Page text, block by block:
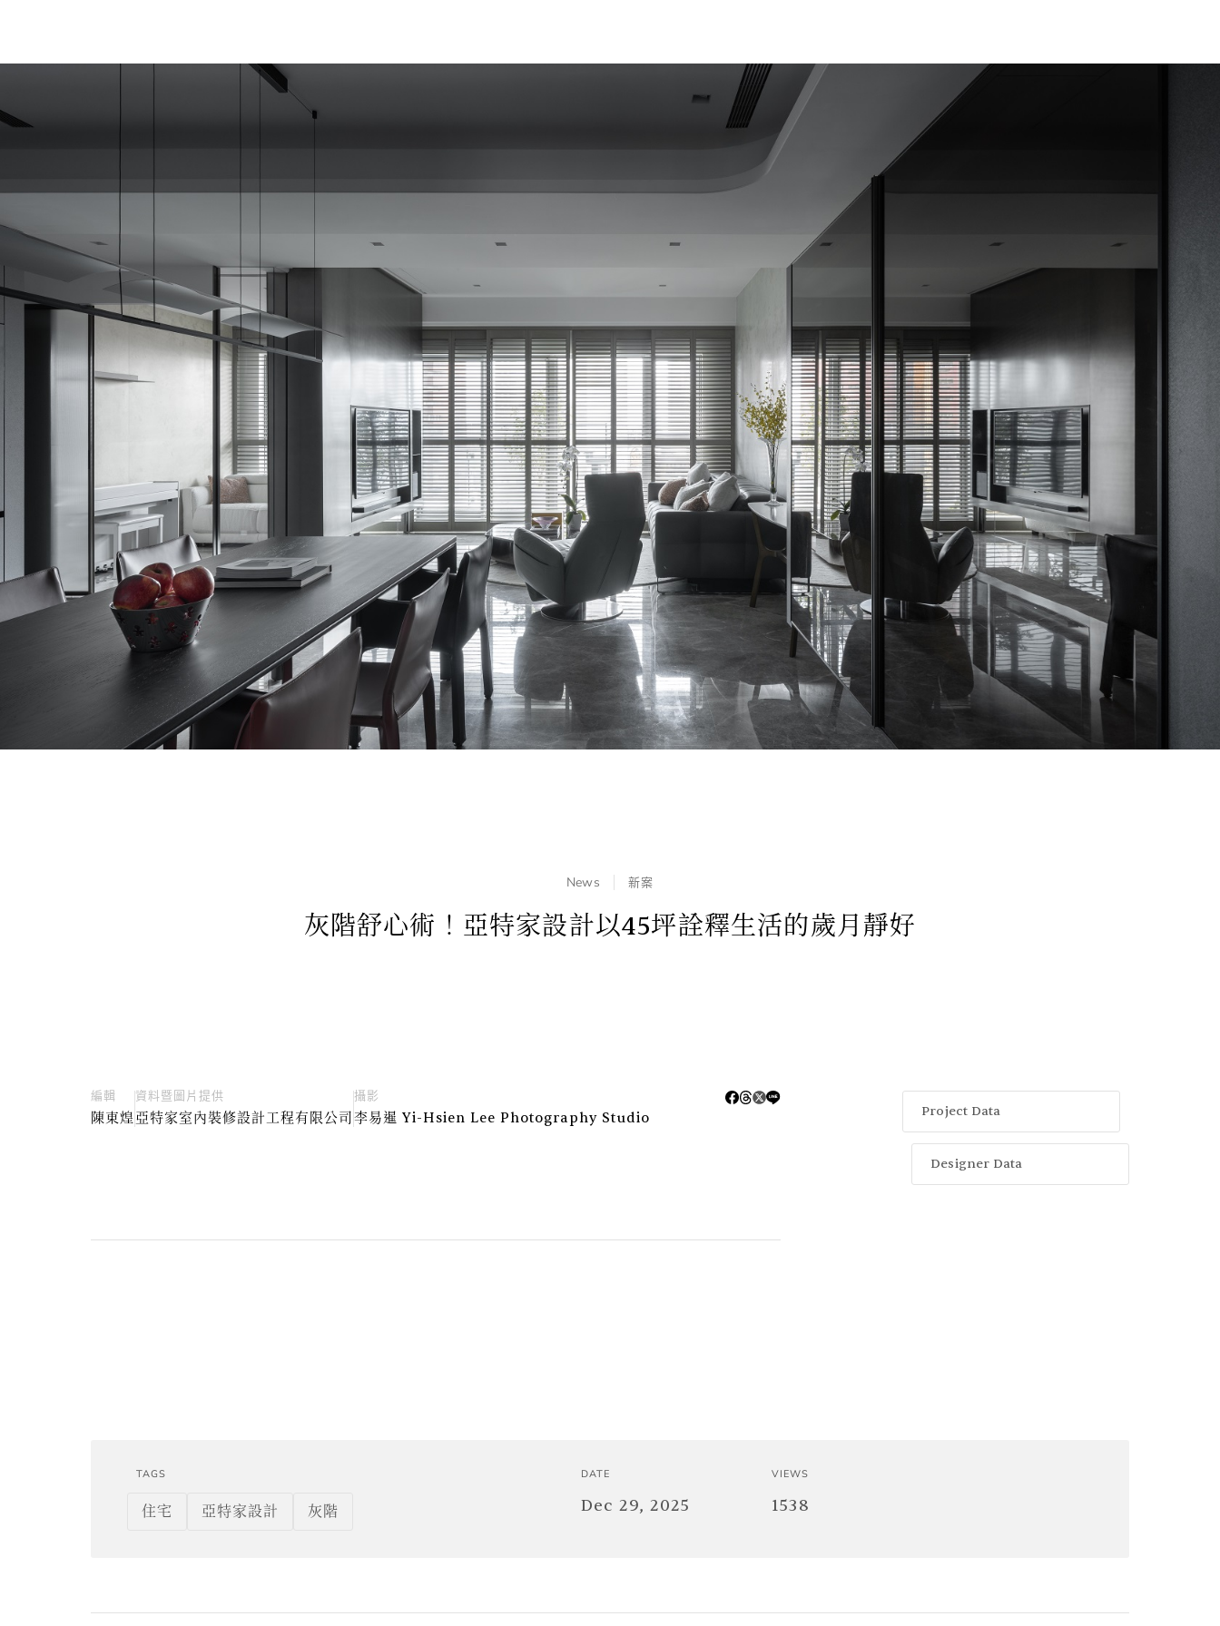
News 新案
灰階舒心術！亞特家設計以45坪詮釋生活的歲月靜好
編輯
陳東煌
資料暨圖片提供
亞特家室內裝修設計工程有限公司
攝影
李易暹 Yi-Hsien Lee Photography Studio Project Data
Designer Data
TAGS
住宅 亞特家設計 灰階
DATE
Dec 29, 2025
VIEWS
1538